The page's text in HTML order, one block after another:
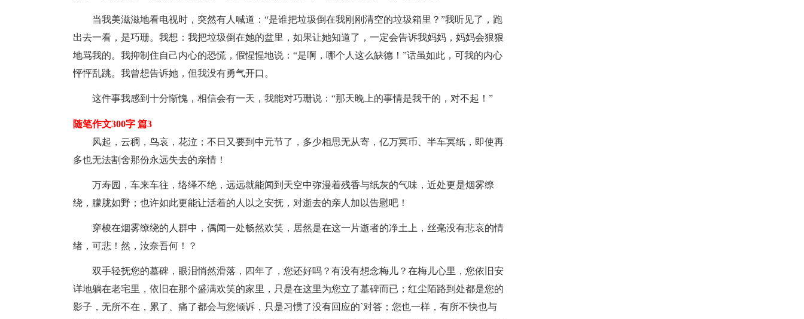
当我美滋滋地看电视时，突然有人喊道：“是谁把垃圾倒在我刚刚清空的垃圾箱里？”我听见了，跑
出去一看，是巧珊。我想：我把垃圾倒在她的盆里，如果让她知道了，一定会告诉我妈妈，妈妈会狠狠
地骂我的。我抑制住自己内心的恐慌，假惺惺地说：“是啊，哪个人这么缺德！”话虽如此，可我的内心
怦怦乱跳。我曾想告诉她，但我没有勇气开口。
这件事我感到十分惭愧，相信会有一天，我能对巧珊说：“那天晚上的事情是我干的，对不起！”
随笔作文300字 篇3
风起，云稠，鸟哀，花泣；不日又要到中元节了，多少相思无从寄，亿万冥币、半车冥纸，即使再
多也无法割舍那份永远失去的亲情！
万寿园，车来车往，络绎不绝，远远就能闻到天空中弥漫着残香与纸灰的气味，近处更是烟雾缭
绕，朦胧如野；也许如此更能让活着的人以之安抚，对逝去的亲人加以告慰吧！
穿梭在烟雾缭绕的人群中，偶闻一处畅然欢笑，居然是在这一片逝者的净土上，丝毫没有悲哀的情
绪，可悲！然，汝奈吾何！？
双手轻抚您的墓碑，眼泪悄然滑落，四年了，您还好吗？有没有想念梅儿？在梅儿心里，您依旧安
详地躺在老宅里，依旧在那个盛满欢笑的家里，只是在这里为您立了墓碑而已；红尘陌路到处都是您的
影子，无所不在，累了、痛了都会与您倾诉，只是习惯了没有回应的`对答；您也一样，有所不快也与